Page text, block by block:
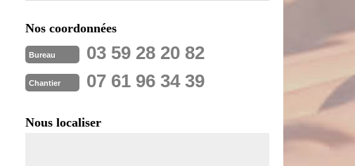
Nos coordonnées
Bureau 03 59 28 20 82
Chantier 07 61 96 34 39
Nous localiser